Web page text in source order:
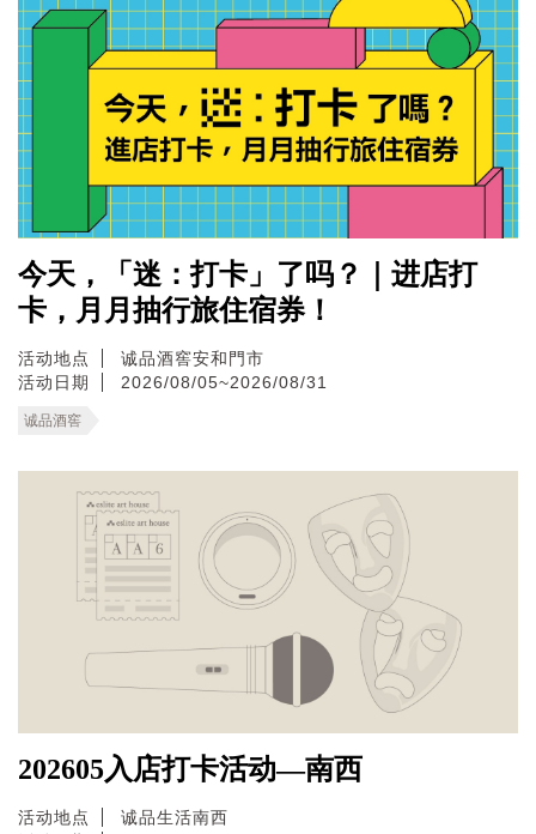
今天，「迷：打卡」了吗？｜进店打
卡，月月抽行旅住宿券！
活动地点
诚品酒窖安和門市
活动日期
2026/08/05~2026/08/31
诚品酒窖
202605入店打卡活动—南西
活动地点
诚品生活南西